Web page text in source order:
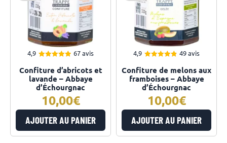
4,9
sur 5
67 avis
Confiture d’abricots et
lavande – Abbaye
d’Échourgnac
10,00
AJOUTER AU PANIER
4,9
sur 5
49 avis
Confiture de melons aux
framboises – Abbaye
d’Échourgnac
10,00
AJOUTER AU PANIER